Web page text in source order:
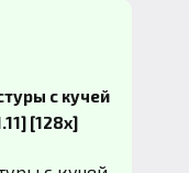
с кучей
[128x]